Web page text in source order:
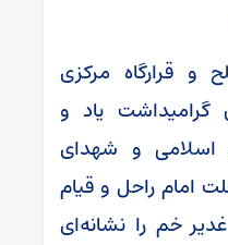
و قرارگاه مرکزی
گرامیداشت یاد و
اسلامی و شهدای
امام راحل و قیام
خم را نشانه‌ای